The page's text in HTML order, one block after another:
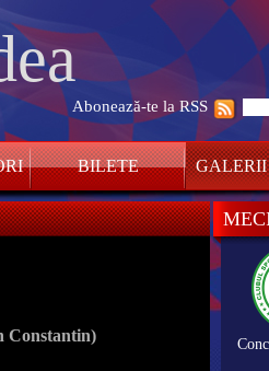
Abonează-te la RSS
BILETE
Constantin)